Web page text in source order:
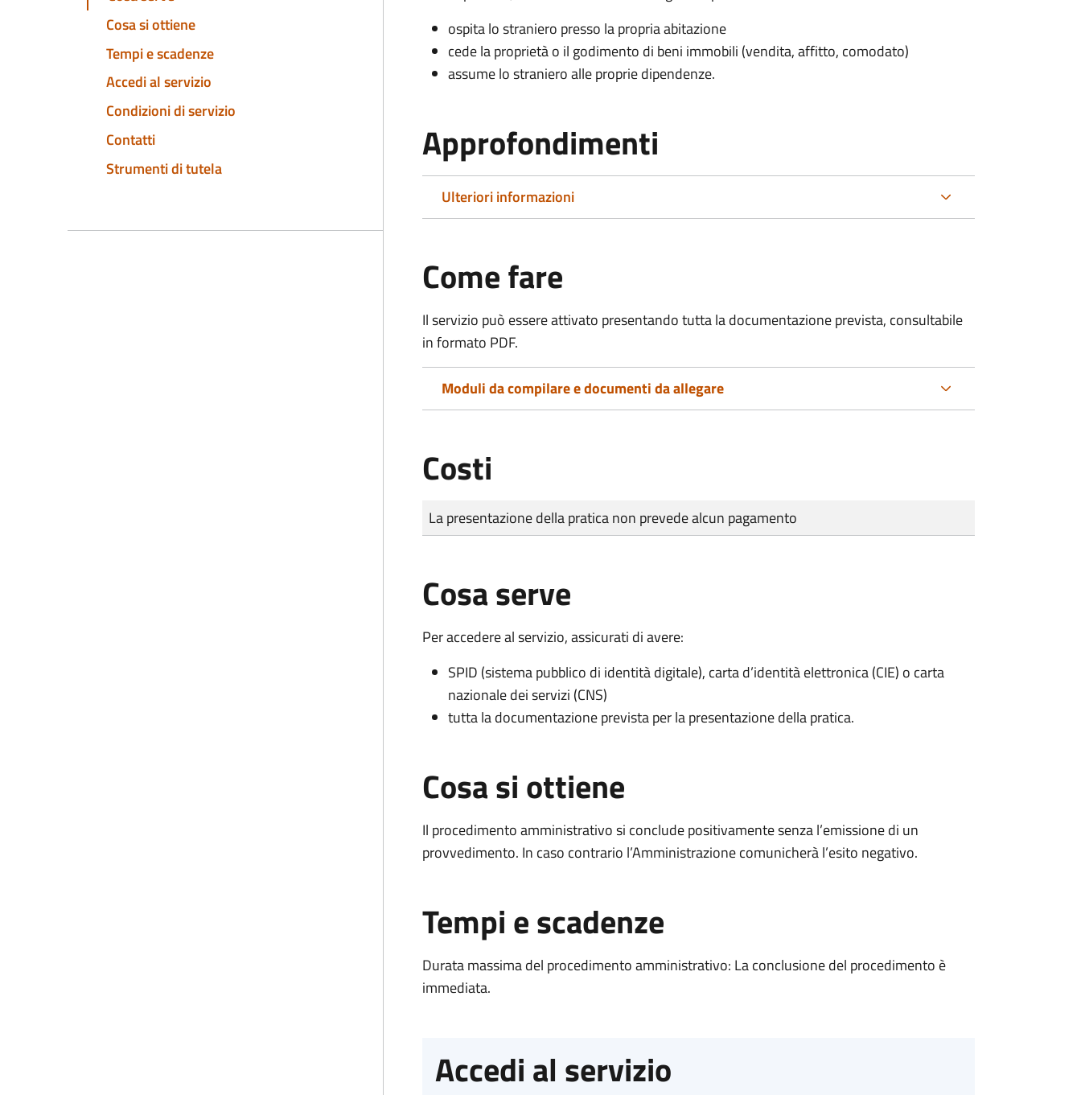
Cosa si ottiene
Tempi e scadenze
Accedi al servizio
Condizioni di servizio
Contatti
Strumenti di tutela
ospita lo straniero presso la propria abitazione
cede la proprietà o il godimento di beni immobili (vendita, affitto, comodato)
assume lo straniero alle proprie dipendenze.
Approfondimenti
Ulteriori informazioni
Come fare
Il servizio può essere attivato presentando tutta la documentazione prevista, consultabile
in formato PDF.
Moduli da compilare e documenti da allegare
Costi
Tipo di pagamento
Importo
La presentazione della pratica non prevede alcun pagamento
Cosa serve
Per accedere al servizio, assicurati di avere:
SPID (sistema pubblico di identità digitale), carta d’identità elettronica (CIE) o carta
nazionale dei servizi (CNS)
tutta la documentazione prevista per la presentazione della pratica.
Cosa si ottiene
Il procedimento amministrativo si conclude positivamente senza l’emissione di un
provvedimento. In caso contrario l’Amministrazione comunicherà l’esito negativo.
Tempi e scadenze
Durata massima del procedimento amministrativo: La conclusione del procedimento è
immediata.
Accedi al servizio